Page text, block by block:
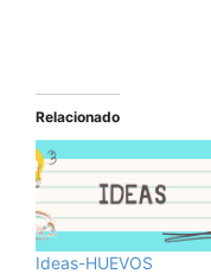
Relacionado
Ideas-HUEVOS